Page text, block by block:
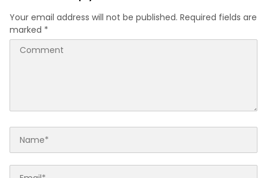
Your email address will not be published. Required fields are
marked *